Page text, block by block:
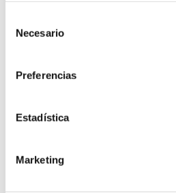
política de cookies
Necesario
Preferencias
Estadística
Marketing
Vídeos(21)